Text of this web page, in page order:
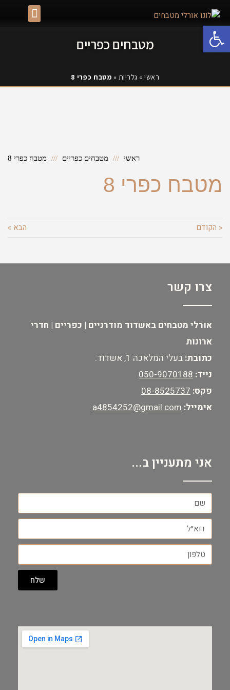
פתח סרגל נגישות
מטבחים כפריים
ראשי» גלריות » מטבח כפרי 8
ראשי מטבחים כפריים מטבח כפרי 8
מטבח כפרי 8
« הקודם הבא »
צרו קשר
אורלי מטבחים באשדוד מודרניים | כפריים | חדרי
ארונות
כתובת: בעלי המלאכה 1, אשדוד.
נייד: 050-9070188
פקס: 08-8525737
אימייל: a4854252@gmail.com
אני מתעניין ב...
שלח